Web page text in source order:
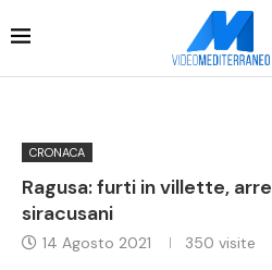
CRONACA
Ragusa: furti in villette,
siracusani
14 Agosto 2021 350 visite